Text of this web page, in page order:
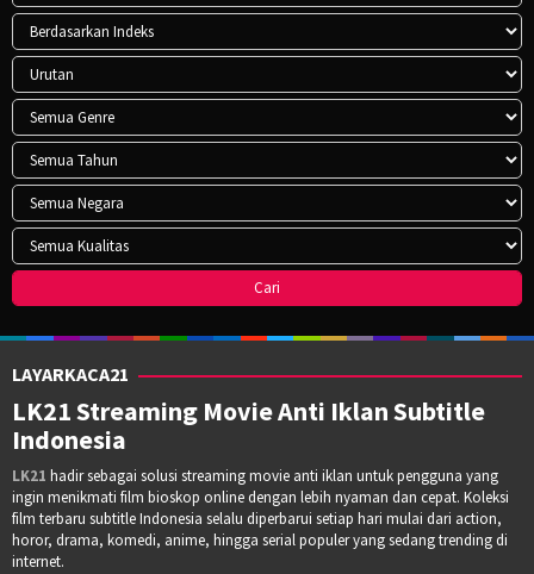
LAYARKACA21
LK21 Streaming Movie Anti Iklan Subtitle
Indonesia
LK21 hadir sebagai solusi streaming movie anti iklan untuk pengguna yang
ingin menikmati film bioskop online dengan lebih nyaman dan cepat. Koleksi
film terbaru subtitle Indonesia selalu diperbarui setiap hari mulai dari action,
horor, drama, komedi, anime, hingga serial populer yang sedang trending di
internet.